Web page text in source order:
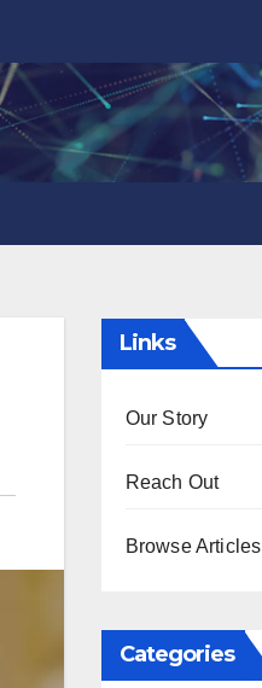
Links
Our Story
Reach Out
Browse Articles
Categories